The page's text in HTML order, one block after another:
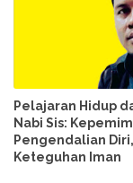
Pelajaran Hidup
Nabi Sis:
Pengendalian
Keteguhan Iman